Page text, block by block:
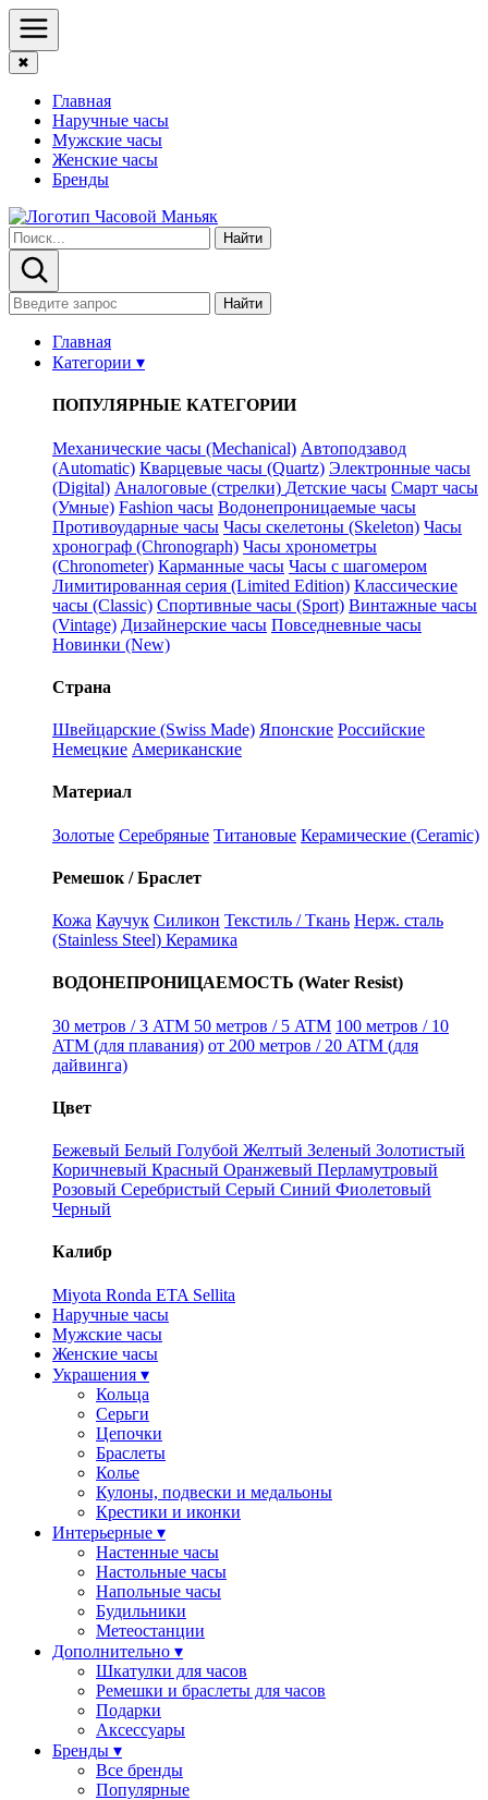
✖
Главная
Наручные часы
Мужские часы
Женские часы
Бренды
Найти
Найти
Главная
Категории ▾
ПОПУЛЯРНЫЕ КАТЕГОРИИ
Механические часы (Mechanical) Автоподзавод
(Automatic) Кварцевые часы (Quartz) Электронные часы
(Digital) Аналоговые (стрелки) Детские часы Смарт часы
(Умные) Fashion часы Водонепроницаемые часы
Противоударные часы Часы скелетоны (Skeleton) Часы
хронограф (Chronograph) Часы хронометры
(Chronometer) Карманные часы Часы с шагомером
Лимитированная серия (Limited Edition) Классические
часы (Classic) Спортивные часы (Sport) Винтажные часы
(Vintage) Дизайнерские часы Повседневные часы
Новинки (New)
Страна
Швейцарские (Swiss Made) Японские Российские
Немецкие Американские
Материал
Золотые Серебряные Титановые Керамические (Ceramic)
Ремешок / Браслет
Кожа Каучук Силикон Текстиль / Ткань Нерж. сталь
(Stainless Steel) Керамика
ВОДОНЕПРОНИЦАЕМОСТЬ (Water Resist)
30 метров / 3 ATM 50 метров / 5 ATM 100 метров / 10
ATM (для плавания) от 200 метров / 20 ATM (для
дайвинга)
Цвет
Бежевый Белый Голубой Желтый Зеленый Золотистый
Коричневый Красный Оранжевый Перламутровый
Розовый Серебристый Серый Синий Фиолетовый
Черный
Калибр
Miyota Ronda ETA Sellita
Наручные часы
Мужские часы
Женские часы
Украшения ▾
Кольца
Серьги
Цепочки
Браслеты
Колье
Кулоны, подвески и медальоны
Крестики и иконки
Интерьерные ▾
Настенные часы
Настольные часы
Напольные часы
Будильники
Метеостанции
Дополнительно ▾
Шкатулки для часов
Ремешки и браслеты для часов
Подарки
Аксессуары
Бренды ▾
Все бренды
Популярные